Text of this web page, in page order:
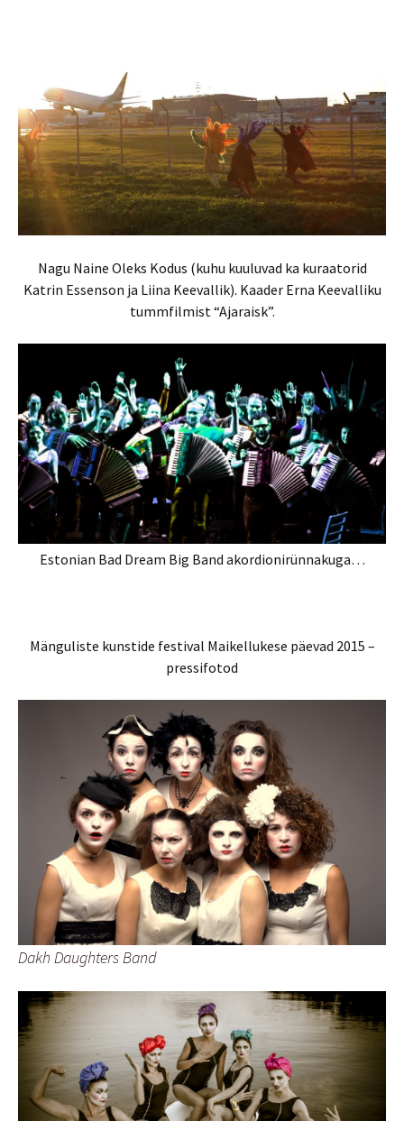
Nagu Naine Oleks Kodus (kuhu kuuluvad ka kuraatorid
Katrin Essenson ja Liina Keevallik). Kaader Erna Keevalliku
tummfilmist “Ajaraisk”.
Estonian Bad Dream Big Band akordionirünnakuga…
Mänguliste kunstide festival Maikellukese päevad 2015 –
pressifotod
Dakh Daughters Band